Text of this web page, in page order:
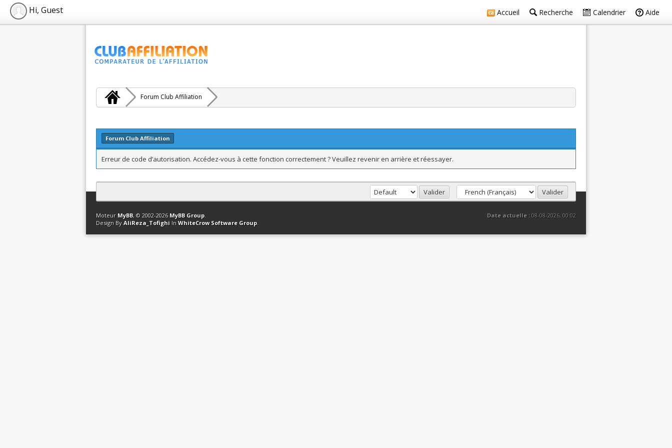
Accueil Recherche Calendrier Aide
Hi, Guest
Forum Club Affiliation
Forum Club Affiliation
Erreur de code d’autorisation. Accédez-vous à cette fonction correctement ? Veuillez revenir en arrière et réessayer.
Contact Club Affiliation Retourner en haut Version bas-débit (Archivé) Syndication RSS
Date actuelle :08-08-2026, 00:02
Moteur MyBB, © 2002-2026 MyBB Group.
Design By AliReza_Tofighi In WhiteCrow Software Group.